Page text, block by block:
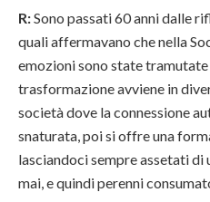
R:Sono passati 60 anni dalle
quali affermavano che nella
emozioni sono state
trasformazione avviene in
società dove la connessione
snaturata, poi si offre una
lasciandoci sempre assetati di
mai, e quindi perenni